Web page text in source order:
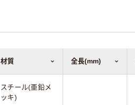
材質 全長(mm)
スチール(亜鉛メ
ッキ)